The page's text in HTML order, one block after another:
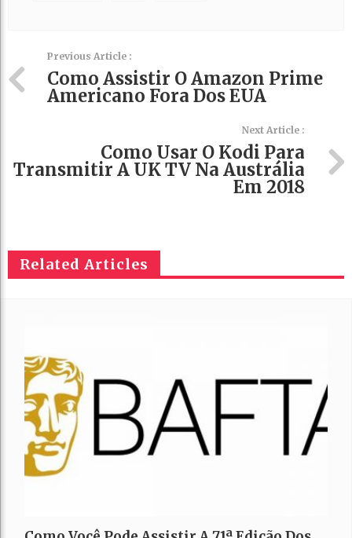
Previous Article :
Como Assistir O Amazon Prime
Americano Fora Dos EUA
Next Article :
Como Usar O Kodi Para
Transmitir A UK TV Na Austrália
Em 2018
Related Articles